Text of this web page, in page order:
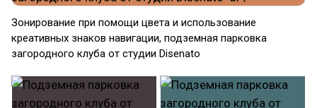
Зонирование при помощи цвета и использование
креативных знаков навигации, подземная парковка
загородного клуба от студии Disenato